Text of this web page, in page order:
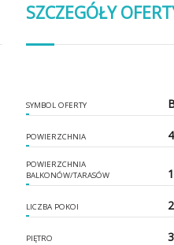
SZCZEGÓŁY
SYMBOL OFERTY
POWIERZCHNIA
POWIERZCHNIA
BALKONÓW/TARASÓW
LICZBA POKOI 2
PIĘTRO 3